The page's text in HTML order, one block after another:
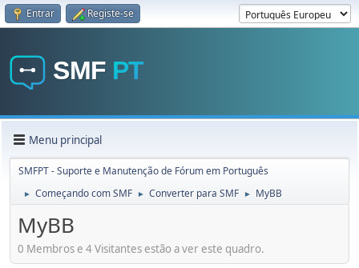
Entrar Registe-se
Menu principal
SMFPT - Suporte e Manutenção de Fórum em Português
► Começando com SMF ► Converter para SMF ► MyBB
MyBB
0 Membros e 4 Visitantes estão a ver este quadro.